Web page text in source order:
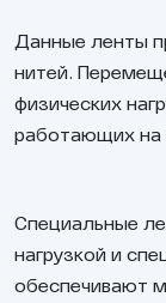
Данные ленты
нитей.
физических
работающих на
Специальные
нагрузкой и
обеспечивают